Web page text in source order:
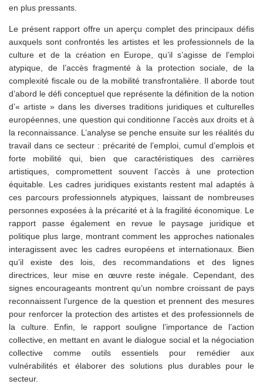
en plus pressants.
Le présent rapport offre un aperçu complet des principaux défis
auxquels sont confrontés les artistes et les professionnels de la
culture et de la création en Europe, qu’il s’agisse de l’emploi
atypique, de l’accès fragmenté à la protection sociale, de la
complexité fiscale ou de la mobilité transfrontalière. Il aborde tout
d’abord le défi conceptuel que représente la définition de la notion
d’« artiste » dans les diverses traditions juridiques et culturelles
européennes, une question qui conditionne l’accès aux droits et à
la reconnaissance. L’analyse se penche ensuite sur les réalités du
travail dans ce secteur : précarité de l’emploi, cumul d’emplois et
forte mobilité qui, bien que caractéristiques des carrières
artistiques, compromettent souvent l’accès à une protection
équitable. Les cadres juridiques existants restent mal adaptés à
ces parcours professionnels atypiques, laissant de nombreuses
personnes exposées à la précarité et à la fragilité économique. Le
rapport passe également en revue le paysage juridique et
politique plus large, montrant comment les approches nationales
interagissent avec les cadres européens et internationaux. Bien
qu’il existe des lois, des recommandations et des lignes
directrices, leur mise en œuvre reste inégale. Cependant, des
signes encourageants montrent qu’un nombre croissant de pays
reconnaissent l’urgence de la question et prennent des mesures
pour renforcer la protection des artistes et des professionnels de
la culture. Enfin, le rapport souligne l’importance de l’action
collective, en mettant en avant le dialogue social et la négociation
collective comme outils essentiels pour remédier aux
vulnérabilités et élaborer des solutions plus durables pour le
secteur.